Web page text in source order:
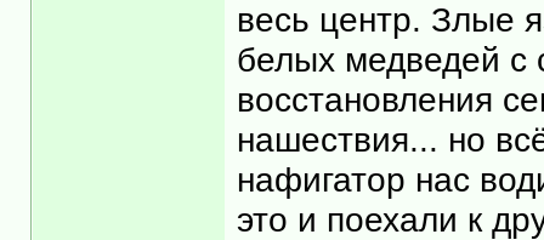
весь центр. Злые
белых медведей с
восстановления
нашествия... но
нафигатор нас
это и поехали к